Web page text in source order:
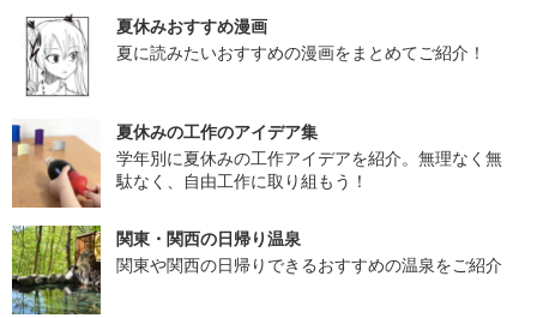
夏休みおすすめ漫画
夏に読みたいおすすめの漫画をまとめてご紹介！
夏休みの工作のアイデア集
学年別に夏休みの工作アイデアを紹介。無理なく無
駄なく、自由工作に取り組もう！
関東・関西の日帰り温泉
関東や関西の日帰りできるおすすめの温泉をご紹介